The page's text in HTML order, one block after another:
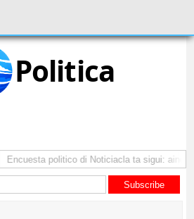
Politica
Encuesta politico di Noticiacla ta sigui: ainda
Subscribe